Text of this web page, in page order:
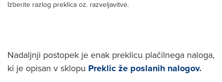
Izberite razlog preklica oz. razveljavitve.
Nadaljnji postopek je enak preklicu plačilnega naloga,
ki je opisan v sklopu Preklic že poslanih nalogov.